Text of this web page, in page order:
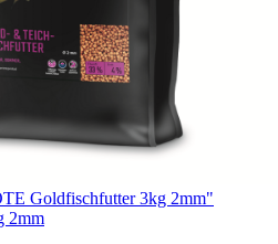
Goldfischfutter 3kg 2mm"
2mm